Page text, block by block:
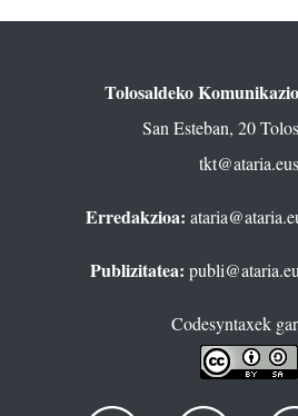
Tolosaldeko
San Esteban, 20
tkt@ataria.eus
Erredakzioa:
Publizitatea:
Codesyntaxek